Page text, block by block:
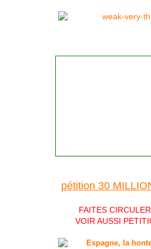
pétition 30
FAITES
VOIR AUSSI